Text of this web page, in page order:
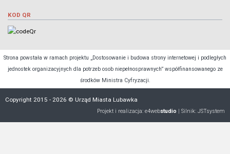
KOD QR
Strona powstała w ramach projektu „Dostosowanie i budowa strony internetowej i podległych
jednostek organizacyjnych dla potrzeb osob niepełnosprawnych” współfinansowanego ze
środków Ministra Cyfryzacji.
Copyright 2015 - 2026 © Urząd Miasta Lubawka
Projekt i realizacja: e4webstudio | Silnik: JSTsystem